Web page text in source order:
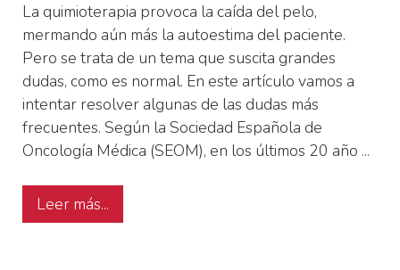
La quimioterapia provoca la caída del pelo,
mermando aún más la autoestima del paciente.
Pero se trata de un tema que suscita grandes
dudas, como es normal. En este artículo vamos a
intentar resolver algunas de las dudas más
frecuentes. Según la Sociedad Española de
Oncología Médica (SEOM), en los últimos 20 año ...
Leer más...